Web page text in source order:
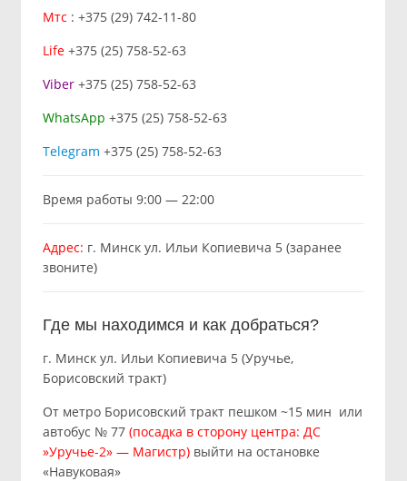
Мтс : +375 (29) 742-11-80
Life+375 (25) 758-52-63
Viber+375 (25) 758-52-63
WhatsApp +375 (25) 758-52-63
Telegram +375 (25) 758-52-63
Время работы 9:00 — 22:00
Адрес: г. Минск ул. Ильи Копиевича 5 (заранее
звоните)
Где мы находимся и как добраться?
г. Минск ул. Ильи Копиевича 5 (Уручье,
Борисовский тракт)
От метро Борисовский тракт пешком ~15 мин или
автобус № 77 (посадка в сторону центра: ДС
»Уручье-2» — Магистр)выйти на остановке
«Навуковая»